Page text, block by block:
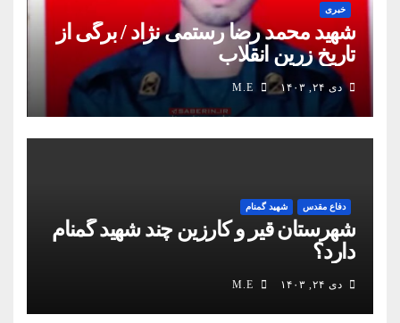
خبری
شهید محمد رضا رستمی نژاد / برگی از
تاریخ زرین انقلاب
دی ۲۴, ۱۴۰۳
دفاع مقدس شهید گمنام
شهرستان قیر و کارزین چند شهید گمنام
دارد؟
دی ۲۴, ۱۴۰۳